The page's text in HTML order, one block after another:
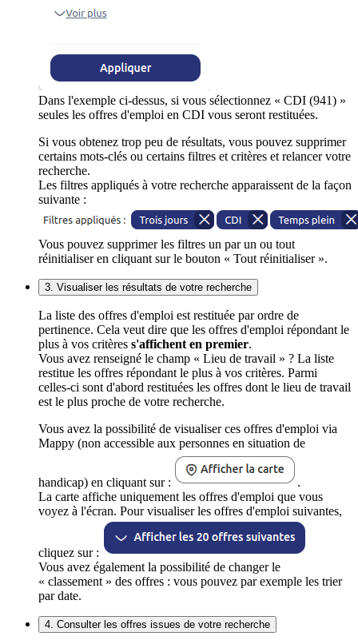
Dans l'exemple ci-dessus, si vous sélectionnez « CDI (941) »
seules les offres d'emploi en CDI vous seront restituées.
Si vous obtenez trop peu de résultats, vous pouvez supprimer
certains mots-clés ou certains filtres et critères et relancer votre
recherche.
Les filtres appliqués à votre recherche apparaissent de la façon
suivante :
Vous pouvez supprimer les filtres un par un ou tout
réinitialiser en cliquant sur le bouton « Tout réinitialiser ».
3. Visualiser les résultats de votre recherche
La liste des offres d'emploi est restituée par ordre de
pertinence. Cela veut dire que les offres d'emploi répondant le
plus à vos critères s'affichent en premier.
Vous avez renseigné le champ « Lieu de travail » ? La liste
restitue les offres répondant le plus à vos critères. Parmi
celles-ci sont d'abord restituées les offres dont le lieu de travail
est le plus proche de votre recherche.
Vous avez la possibilité de visualiser ces offres d'emploi via
Mappy (non accessible aux personnes en situation de
handicap) en cliquant sur :
.
La carte affiche uniquement les offres d'emploi que vous
voyez à l'écran. Pour visualiser les offres d'emploi suivantes,
cliquez sur :
Vous avez également la possibilité de changer le
« classement » des offres : vous pouvez par exemple les trier
par date.
4. Consulter les offres issues de votre recherche